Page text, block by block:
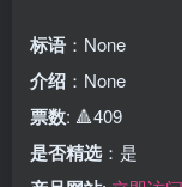
标语 ：None
介绍 ：None
票数: 🔺409
是否精选 ：是